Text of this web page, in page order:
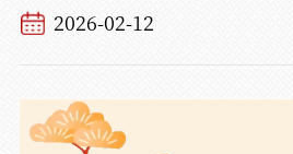
2026-02-12